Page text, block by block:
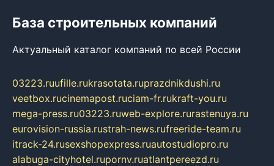
База строительных компаний
Актуальный каталог компаний по всей России
03223.ruufille.rukrasotata.ruprazdnikdushi.ru
veetbox.rucinemapost.ruciam-fr.rukraft-you.ru
mega-press.ru03223.ruweb-explore.rurastenuya.ru
eurovision-russia.rustrah-news.rufreeride-team.ru
itrack-24.rusexshopexpress.ruautostudiopro.ru
alabuga-cityhotel.rupornv.ruatlantpereezd.ru